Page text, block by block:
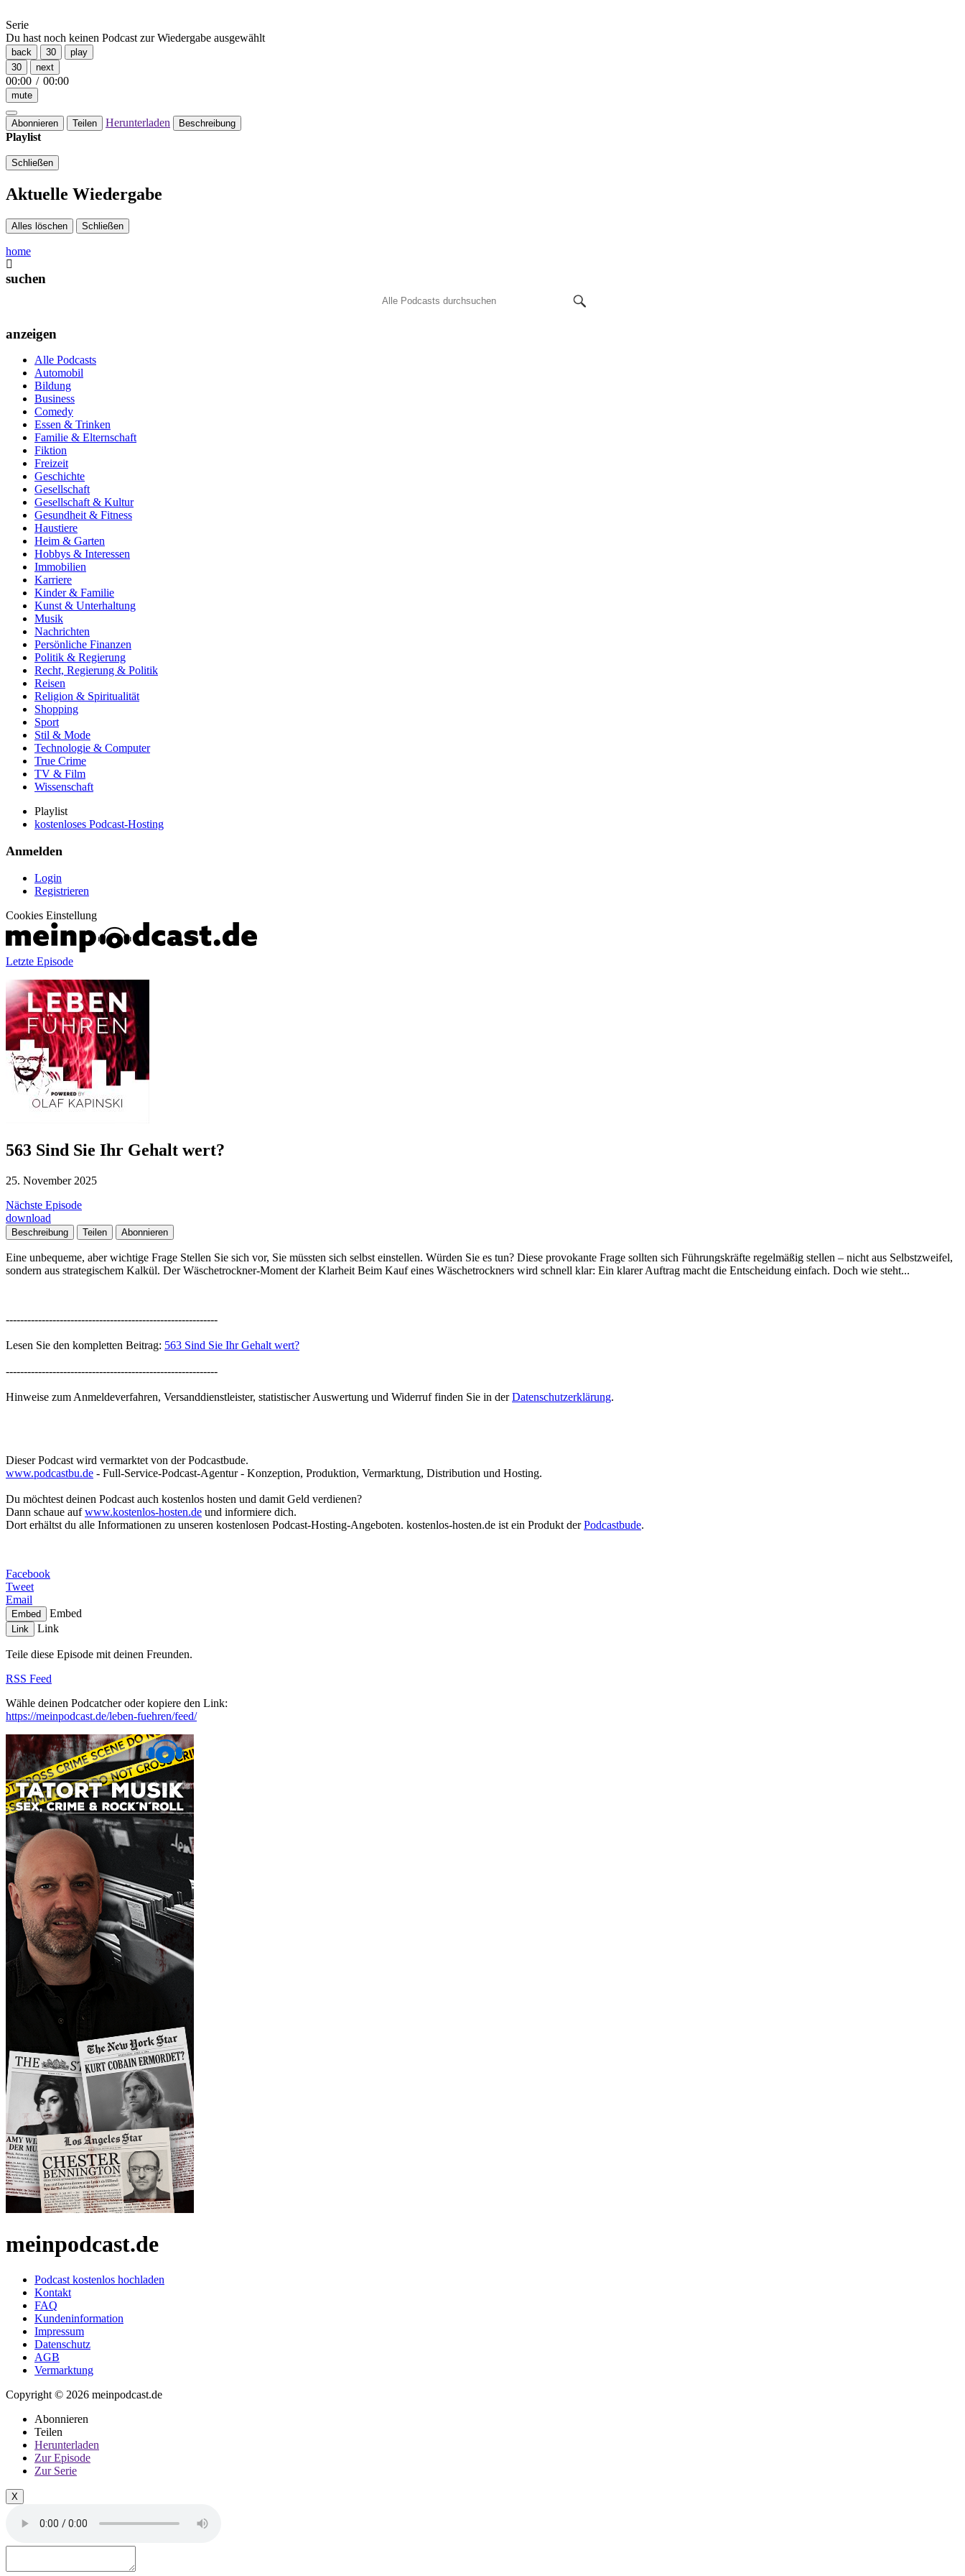
Serie
Du hast noch keinen Podcast zur Wiedergabe ausgewählt
back 30
play
30
next
00:00 / 00:00
mute
Abonnieren Teilen Herunterladen Beschreibung
Playlist
Schließen
Aktuelle Wiedergabe
Alles löschen Schließen
home
suchen
anzeigen
Alle Podcasts
Automobil
Bildung
Business
Comedy
Essen & Trinken
Familie & Elternschaft
Fiktion
Freizeit
Geschichte
Gesellschaft
Gesellschaft & Kultur
Gesundheit & Fitness
Haustiere
Heim & Garten
Hobbys & Interessen
Immobilien
Karriere
Kinder & Familie
Kunst & Unterhaltung
Musik
Nachrichten
Persönliche Finanzen
Politik & Regierung
Recht, Regierung & Politik
Reisen
Religion & Spiritualität
Shopping
Sport
Stil & Mode
Technologie & Computer
True Crime
TV & Film
Wissenschaft
Playlist
kostenloses Podcast-Hosting
Anmelden
Login
Registrieren
Cookies Einstellung
Letzte Episode
563 Sind Sie Ihr Gehalt wert?
25. November 2025
Nächste Episode
download
Beschreibung Teilen Abonnieren
Eine unbequeme, aber wichtige Frage Stellen Sie sich vor, Sie müssten sich selbst einstellen. Würden Sie es tun? Diese provokante Frage sollten sich Führungskräfte regelmäßig stellen – nicht aus Selbstzweifel,
sondern aus strategischem Kalkül. Der Wäschetrockner-Moment der Klarheit Beim Kauf eines Wäschetrockners wird schnell klar: Ein klarer Auftrag macht die Entscheidung einfach. Doch wie steht...
-----------------------------------------------------------
Lesen Sie den kompletten Beitrag: 563 Sind Sie Ihr Gehalt wert?
-----------------------------------------------------------
Hinweise zum Anmeldeverfahren, Versanddienstleister, statistischer Auswertung und Widerruf finden Sie in derDatenschutzerklärung.
Dieser Podcast wird vermarktet von der Podcastbude.
www.podcastbu.de - Full-Service-Podcast-Agentur - Konzeption, Produktion, Vermarktung, Distribution und Hosting.
Du möchtest deinen Podcast auch kostenlos hosten und damit Geld verdienen?
Dann schaue aufwww.kostenlos-hosten.de und informiere dich.
Dort erhältst du alle Informationen zu unseren kostenlosen Podcast-Hosting-Angeboten. kostenlos-hosten.de ist ein Produkt derPodcastbude.
Facebook
Tweet
Email
Embed Embed
Link Link
Teile diese Episode mit deinen Freunden.
RSS Feed
Wähle deinen Podcatcher oder kopiere den Link:
https://meinpodcast.de/leben-fuehren/feed/
meinpodcast.de
Podcast kostenlos hochladen
Kontakt
FAQ
Kundeninformation
Impressum
Datenschutz
AGB
Vermarktung
Copyright © 2026 meinpodcast.de
Abonnieren
Teilen
Herunterladen
Zur Episode
Zur Serie
X